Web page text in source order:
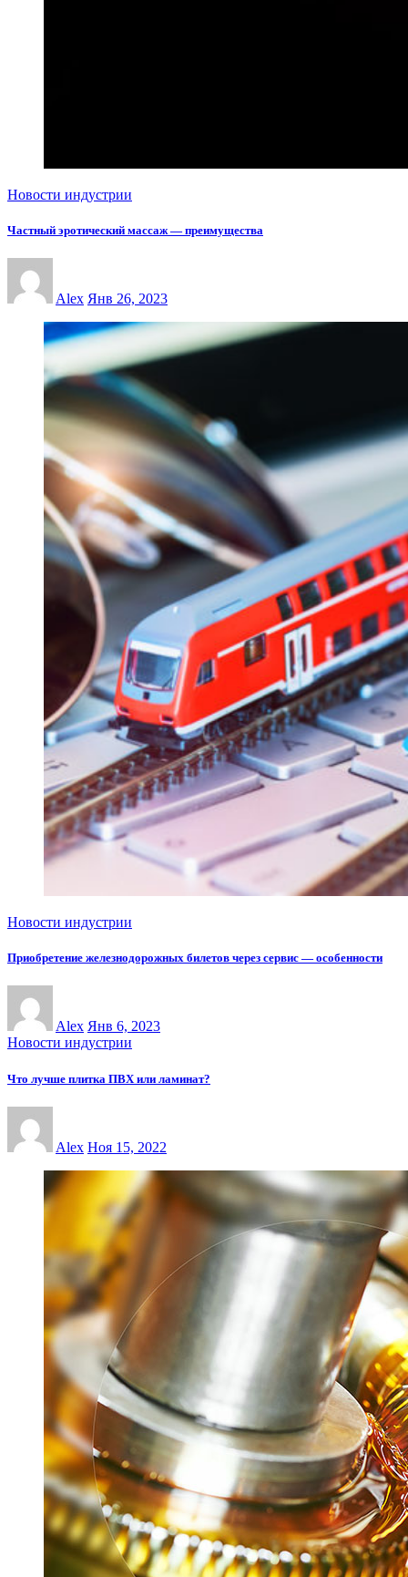
Новости индустрии
Частный эротический массаж — преимущества
Alex Янв 26, 2023
Новости индустрии
Приобретение железнодорожных билетов через сервис — особенности
Alex Янв 6, 2023
Новости индустрии
Что лучше плитка ПВХ или ламинат?
Alex Ноя 15, 2022